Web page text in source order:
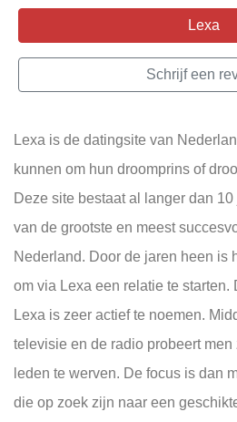
Lexa
Schrijf een
Lexa is de datingsite van
kunnen om hun droomprins of
Deze site bestaat al langer dan
van de grootste en meest
Nederland. Door de jaren heen is
om via Lexa een relatie te starten.
Lexa is zeer actief te noemen.
televisie en de radio probeert
leden te werven. De focus is dan
die op zoek zijn naar een